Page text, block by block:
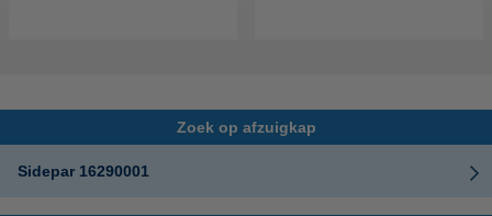
Zoek op afzuigkap
Sidepar 16290001